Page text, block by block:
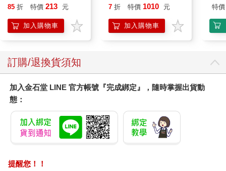
85 折 特價 213 元
加入購物車
7 折 特價 1010 元
加入購物車
特價
訂購/退換貨須知
加入金石堂 LINE 官方帳號『完成綁定』，隨時掌握出貨動
態：
提醒您！！